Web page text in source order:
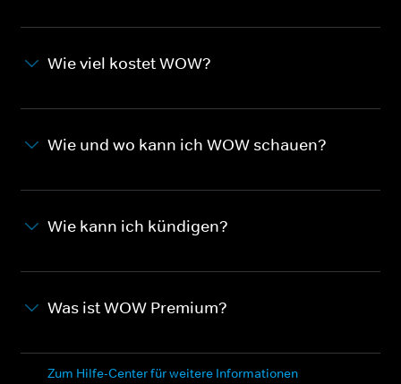
Wie viel kostet WOW?
Wie und wo kann ich WOW schauen?
Wie kann ich kündigen?
Was ist WOW Premium?
Zum Hilfe-Center für weitere Informationen